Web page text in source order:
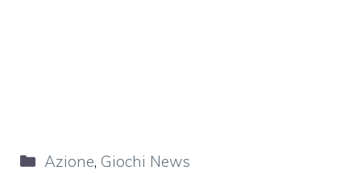
Categorie
Azione, Giochi News